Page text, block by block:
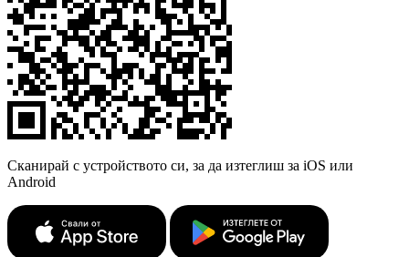
Сканирай с устройството си, за да изтеглиш за iOS или
Android